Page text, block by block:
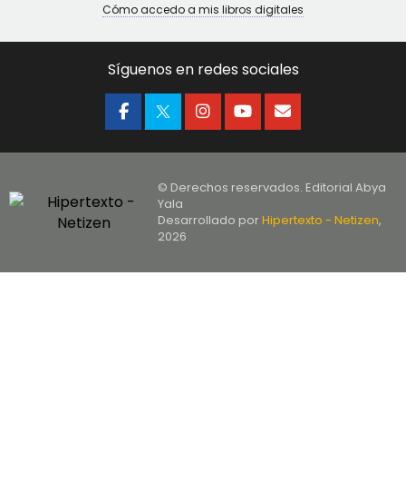
Cómo accedo a mis libros digitales
Síguenos en redes sociales
© Derechos reservados. Editorial Abya
Yala
Desarrollado porHipertexto - Netizen,
2026